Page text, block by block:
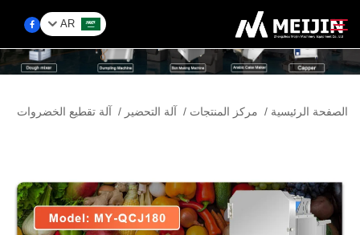
AR
الشركة
مركز المنتجات
ابحث
الصفحة الرئيسية / مركز المنتجات / آلة التحضير / آلة تقطيع الخضروات